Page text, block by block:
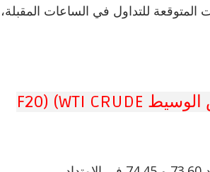
المتوقعة للتداول في الساعات